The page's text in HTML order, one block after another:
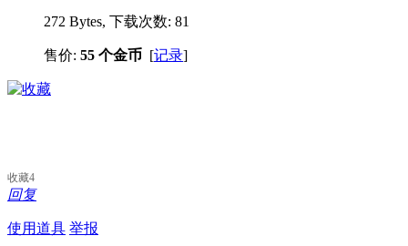
272 Bytes, 下载次数: 81
售价: 55 个金币 [记录]
收藏4
回复
使用道具 举报